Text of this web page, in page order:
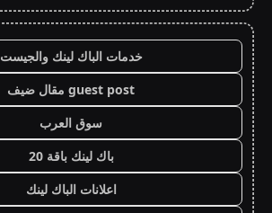
خدمات الباك لينك والجيست
guest post مقال ضيف
سوق العرب
باك لينك باقة 20
اعلانات الباك لينك